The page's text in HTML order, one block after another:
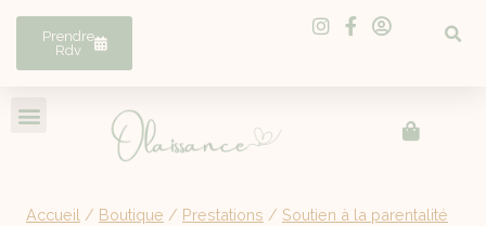
Prendre
Rdv
Accueil / Boutique / Prestations / Soutien à la parentalité